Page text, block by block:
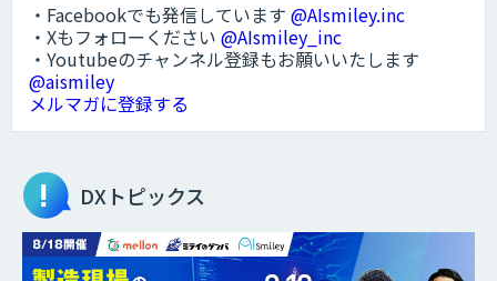
・Facebookでも発信しています @AIsmiley.inc
・Xもフォローください @AIsmiley_inc
・Youtubeのチャンネル登録もお願いいたします
@aismiley
メルマガに登録する
DXトピックス